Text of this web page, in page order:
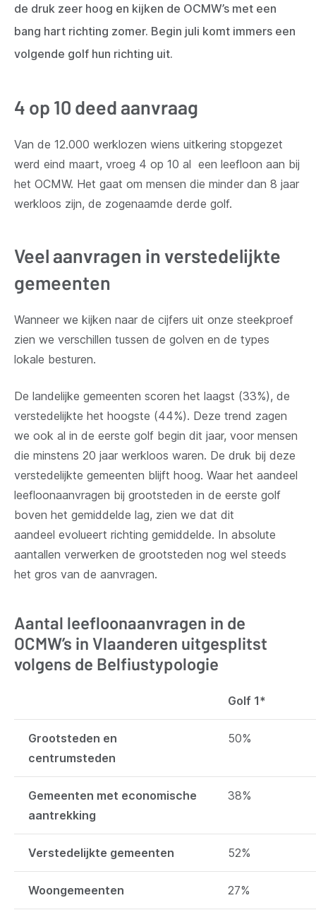
de druk zeer hoog en kijken de OCMW’s met een
bang hart richting zomer. Begin juli komt immers een
volgende golf hun richting uit.
4 op 10 deed aanvraag
Van de 12.000 werklozen wiens uitkering stopgezet
werd eind maart, vroeg 4 op 10 al een leefloon aan bij
het OCMW. Het gaat om mensen die minder dan 8 jaar
werkloos zijn, de zogenaamde derde golf.
Veel aanvragen in verstedelijkte
gemeenten
Wanneer we kijken naar de cijfers uit onze steekproef
zien we verschillen tussen de golven en de types
lokale besturen.
De landelijke gemeenten scoren het laagst (33%), de
verstedelijkte het hoogste (44%). Deze trend zagen
we ook al in de eerste golf begin dit jaar, voor mensen
die minstens 20 jaar werkloos waren. De druk bij deze
verstedelijkte gemeenten blijft hoog. Waar het aandeel
leefloonaanvragen bij grootsteden in de eerste golf
boven het gemiddelde lag, zien we dat dit
aandeel evolueert richting gemiddelde. In absolute
aantallen verwerken de grootsteden nog wel steeds
het gros van de aanvragen.
Aantal leefloonaanvragen in de
OCMW’s in Vlaanderen uitgesplitst
volgens de Belfiustypologie
Golf 1*
Grootsteden en
centrumsteden
50%
Gemeenten met economische
aantrekking
38%
Verstedelijkte gemeenten 52%
Woongemeenten 27%